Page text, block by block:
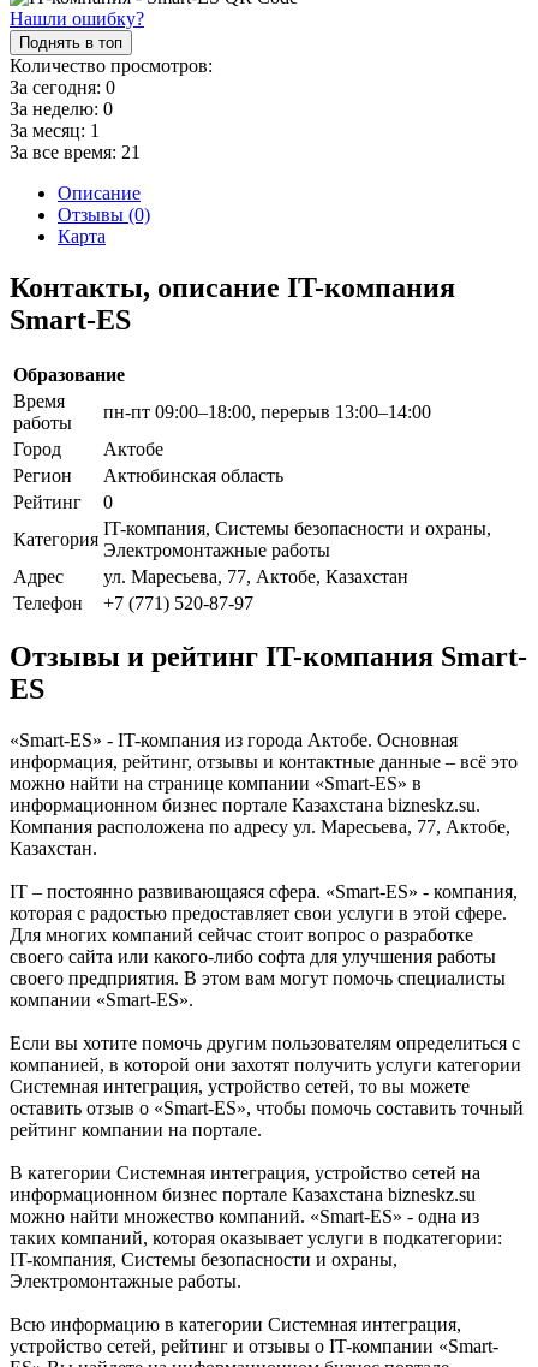
Нашли ошибку?
Поднять в топ
Количество просмотров:
За сегодня: 0
За неделю: 0
За месяц: 1
За все время: 21
Описание
Отзывы (0)
Карта
Контакты, описание IT-компания
Smart-ES
Образование
Время
работы
пн-пт 09:00–18:00, перерыв 13:00–14:00
Город
Актобе
Регион
Актюбинская область
Рейтинг
0
Категория
IT-компания, Системы безопасности и охраны,
Электромонтажные работы
Адрес
ул. Маресьева, 77, Актобе, Казахстан
Телефон
+7 (771) 520-87-97
Отзывы и рейтинг IT-компания Smart-
ES
«Smart-ES» - IT-компания из города Актобе. Основная
информация, рейтинг, отзывы и контактные данные – всё это
можно найти на странице компании «Smart-ES» в
информационном бизнес портале Казахстана bizneskz.su.
Компания расположена по адресу ул. Маресьева, 77, Актобе,
Казахстан.
IT – постоянно развивающаяся сфера. «Smart-ES» - компания,
которая с радостью предоставляет свои услуги в этой сфере.
Для многих компаний сейчас стоит вопрос о разработке
своего сайта или какого-либо софта для улучшения работы
своего предприятия. В этом вам могут помочь специалисты
компании «Smart-ES».
Если вы хотите помочь другим пользователям определиться с
компанией, в которой они захотят получить услуги категории
Системная интеграция, устройство сетей, то вы можете
оставить отзыв о «Smart-ES», чтобы помочь составить точный
рейтинг компании на портале.
В категории Системная интеграция, устройство сетей на
информационном бизнес портале Казахстана bizneskz.su
можно найти множество компаний. «Smart-ES» - одна из
таких компаний, которая оказывает услуги в подкатегории:
IT-компания, Системы безопасности и охраны,
Электромонтажные работы.
Всю информацию в категории Системная интеграция,
устройство сетей, рейтинг и отзывы о IT-компании «Smart-